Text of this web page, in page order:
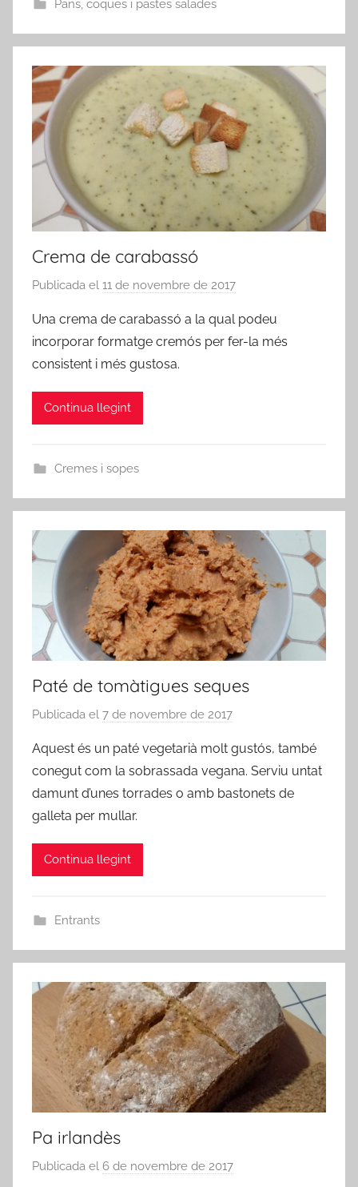
Pans, coques i pastes salades
Crema de carabassó
Publicada el 11 de novembre de 2017
r
a
Una crema de carabassó a la qual podeu
incorporar formatge cremós per fer-la més
consistent i més gustosa.
Continua llegint
Cremes i sopes
Paté de tomàtigues seques
Publicada el 7 de novembre de 2017
r
a
d
Aquest és un paté vegetarià molt gustós, també
conegut com la sobrassada vegana. Serviu untat
damunt d’unes torrades o amb bastonets de
galleta per mullar.
Continua llegint
Entrants
Pa irlandès
Publicada el 6 de novembre de 2017